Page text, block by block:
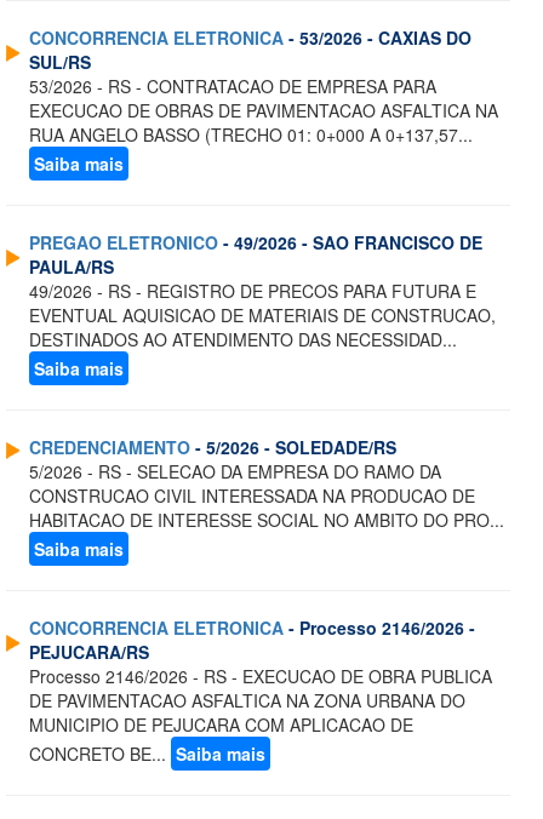
CONCORRENCIA ELETRONICA - 53/2026 - CAXIAS DO
SUL/RS
53/2026 - RS - CONTRATACAO DE EMPRESA PARA
EXECUCAO DE OBRAS DE PAVIMENTACAO ASFALTICA NA
RUA ANGELO BASSO (TRECHO 01: 0+000 A 0+137,57...
Saiba mais
PREGAO ELETRONICO - 49/2026 - SAO FRANCISCO DE
PAULA/RS
49/2026 - RS - REGISTRO DE PRECOS PARA FUTURA E
EVENTUAL AQUISICAO DE MATERIAIS DE CONSTRUCAO,
DESTINADOS AO ATENDIMENTO DAS NECESSIDAD...
Saiba mais
CREDENCIAMENTO - 5/2026 - SOLEDADE/RS
5/2026 - RS - SELECAO DA EMPRESA DO RAMO DA
CONSTRUCAO CIVIL INTERESSADA NA PRODUCAO DE
HABITACAO DE INTERESSE SOCIAL NO AMBITO DO PRO...
Saiba mais
CONCORRENCIA ELETRONICA - Processo 2146/2026 -
PEJUCARA/RS
Processo 2146/2026 - RS - EXECUCAO DE OBRA PUBLICA
DE PAVIMENTACAO ASFALTICA NA ZONA URBANA DO
MUNICIPIO DE PEJUCARA COM APLICACAO DE
CONCRETO BE... Saiba mais